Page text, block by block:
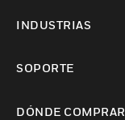
INDUSTRIAS
SOPORTE
DÓNDE COMPRAR